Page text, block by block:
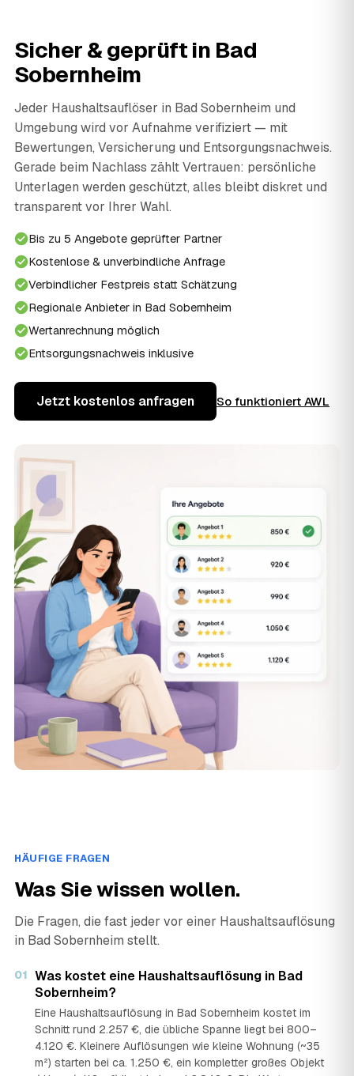
Sicher & geprüft in Bad
Sobernheim
Jeder Haushaltsauflöser in Bad Sobernheim und
Umgebung wird vor Aufnahme verifiziert — mit
Bewertungen, Versicherung und Entsorgungsnachweis.
Gerade beim Nachlass zählt Vertrauen: persönliche
Unterlagen werden geschützt, alles bleibt diskret und
transparent vor Ihrer Wahl.
Bis zu 5 Angebote geprüfter Partner
Kostenlose & unverbindliche Anfrage
Verbindlicher Festpreis statt Schätzung
Regionale Anbieter in Bad Sobernheim
Wertanrechnung möglich
Entsorgungsnachweis inklusive
Jetzt kostenlos anfragen So funktioniert AWL
HÄUFIGE FRAGEN
Was Sie wissen wollen.
Die Fragen, die fast jeder vor einer Haushaltsauflösung
in Bad Sobernheim stellt.
01 Was kostet eine Haushaltsauflösung in Bad
Sobernheim?
Eine Haushaltsauflösung in Bad Sobernheim kostet im
Schnitt rund 2.257 €, die übliche Spanne liegt bei 800–
4.120 €. Kleinere Auflösungen wie kleine Wohnung (~35
m²) starten bei ca. 1.250 €, ein kompletter großes Objekt